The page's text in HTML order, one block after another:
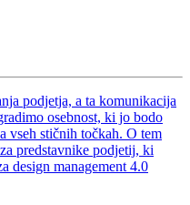
podjetja, a ta komunikacija
osebnost, ki jo bodo
vseh stičnih točkah. O tem
predstavnike podjetij, ki
design management 4.0